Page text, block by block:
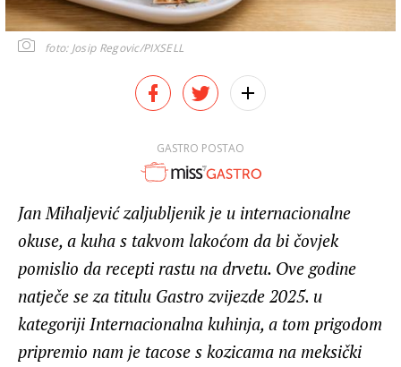
foto: Josip Regovic/PIXSELL
GASTRO POSTAO
Jan Mihaljević zaljubljenik je u internacionalne
okuse, a kuha s takvom lakoćom da bi čovjek
pomislio da recepti rastu na drvetu. Ove godine
natječe se za titulu Gastro zvijezde 2025. u
kategoriji Internacionalna kuhinja, a tom prigodom
pripremio nam je tacose s kozicama na meksički